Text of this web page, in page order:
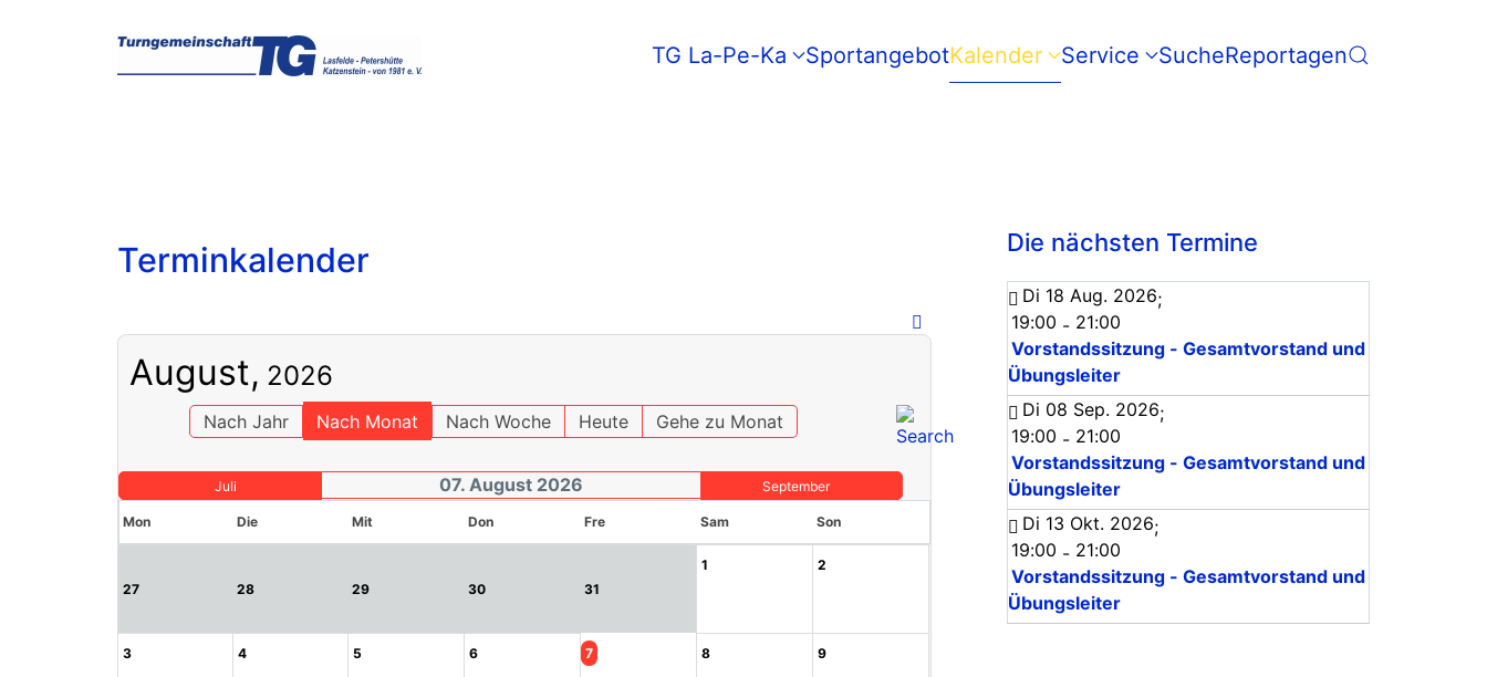
TG La-Pe-Ka SportangebotKalender Service SucheReportagen
Terminkalender
August, 2026
Nach Jahr Nach Monat Nach Woche Heute Gehe zu Monat
Juli 07. August 2026 September
Mon Die Mit Don Fre Sam Son
27 28 29 30 31
1 2
3 4 5 6 7 8 9
Die nächsten Termine
Di 18 Aug. 2026;
19:00 - 21:00
Vorstandssitzung - Gesamtvorstand und
Übungsleiter
Di 08 Sep. 2026;
19:00 - 21:00
Vorstandssitzung - Gesamtvorstand und
Übungsleiter
Di 13 Okt. 2026;
19:00 - 21:00
Vorstandssitzung - Gesamtvorstand und
Übungsleiter